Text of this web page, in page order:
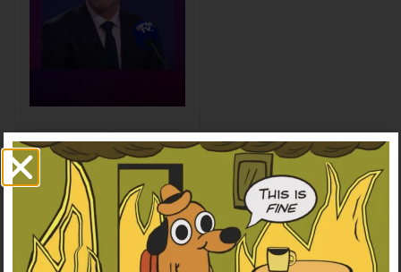
Climat-
biodiversité
Municipale
s 2026
Municipales
2026 : un
“effondremen